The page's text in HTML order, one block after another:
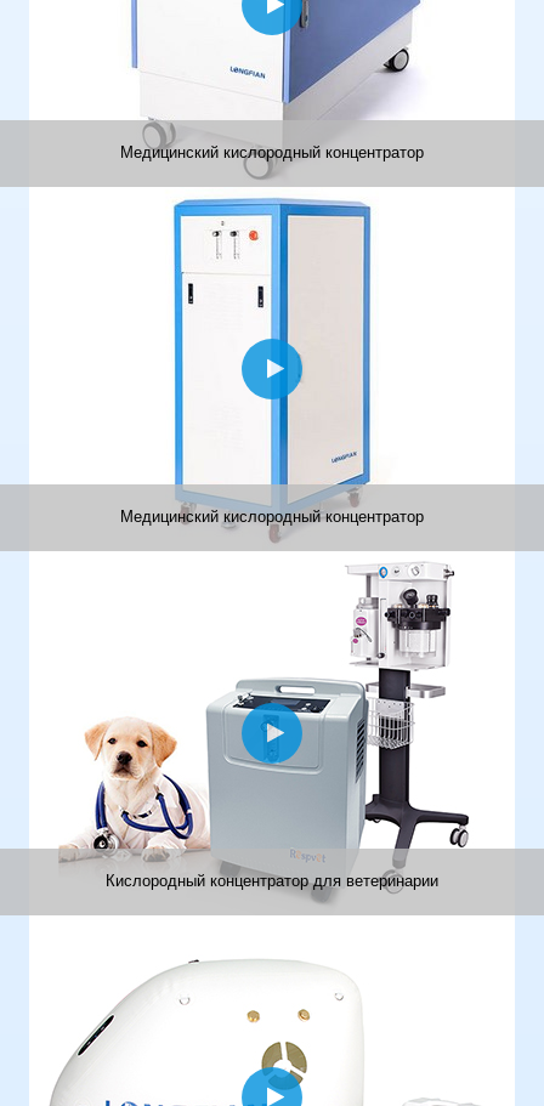
Медицинский кислородный концентратор
Медицинский кислородный концентратор
Кислородный концентратор для ветеринарии